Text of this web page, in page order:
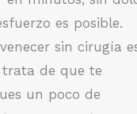
es posible.
sin cirugía
de que te
un poco de